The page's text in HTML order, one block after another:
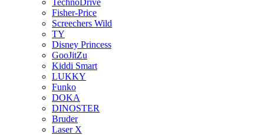
TechnoDrive
Fisher-Price
Screechers Wild
TY
Disney Princess
GooJitZu
Kiddi Smart
LUKKY
Funko
DOKA
DINOSTER
Bruder
Laser X